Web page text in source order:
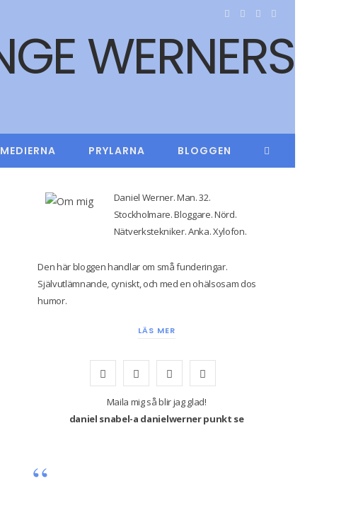
a
c
o
k
w n
s
g
o
u
MEDIERNA PRYLARNA BLOGGEN
Daniel Werner. Man. 32.
Stockholmare. Bloggare. Nörd.
Nätverkstekniker. Anka. Xylofon.
Den här bloggen handlar om små funderingar.
Självutlämnande, cyniskt, och med en ohälsosam dos
humor.
LÄS MER
a
c
w
i
n
s
o
u
Maila mig så blir jag glad!
daniel snabel-a danielwerner punkt se